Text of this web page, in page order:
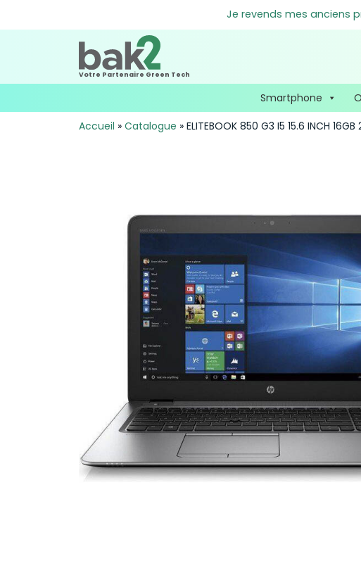
Je revends mes anciens
Votre Partenaire Green Tech
Smartphone
Accueil » Catalogue » ELITEBOOK 850 G3 I5 15.6 INCH 16GB